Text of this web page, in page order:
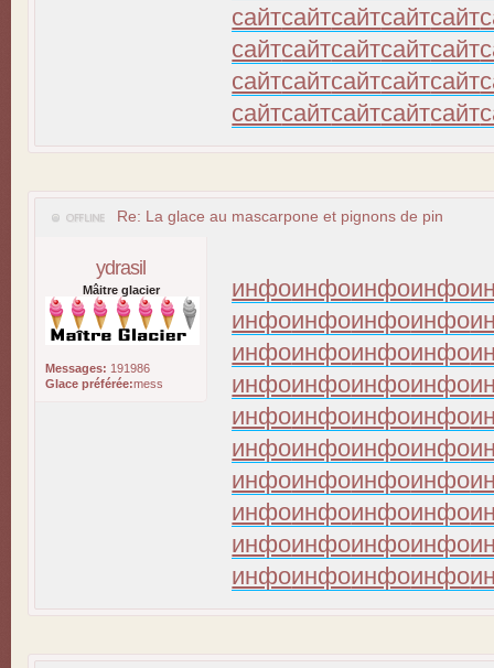
сайтсайтсайтсайтсайт
сайтсайтсайтсайтсайт
сайтсайтсайтсайтсайт
сайтсайтсайтсайтсайт
Re: La glace au mascarpone et pignons de pin
ydrasil
Mâitre glacier
Messages: 191986
Glace préférée:mess
инфоинфоинфоинфо
инфоинфоинфоинфо
инфоинфоинфоинфо
инфоинфоинфоинфо
инфоинфоинфоинфо
инфоинфоинфоинфо
инфоинфоинфоинфо
инфоинфоинфоинфо
инфоинфоинфоинфо
инфоинфоинфоинфо